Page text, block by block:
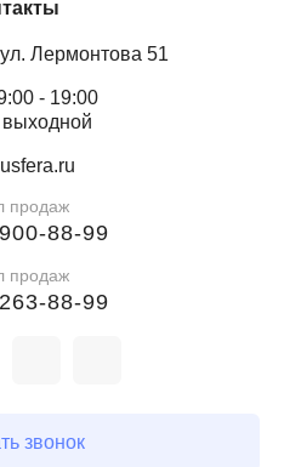
Лермонтова 51
- 19:00
продаж
88-99
продаж
88-99
звонок